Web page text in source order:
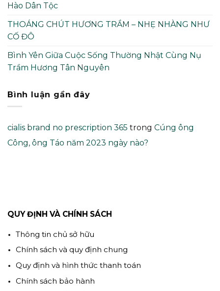
Hào Dân Tộc
THOÁNG CHÚT HƯƠNG TRẦM – NHẸ NHÀNG NHƯ
CỐ ĐÔ
Bình Yên Giữa Cuộc Sống Thường Nhật Cùng Nụ
Trầm Hương Tân Nguyên
Bình luận gần đây
cialis brand no prescription 365 trong Cúng ông
Công, ông Táo năm 2023 ngày nào?
QUY ĐỊNH VÀ CHÍNH SÁCH
Thông tin chủ sở hữu
Chính sách và quy định chung
Quy định và hình thức thanh toán
Chính sách bảo hành